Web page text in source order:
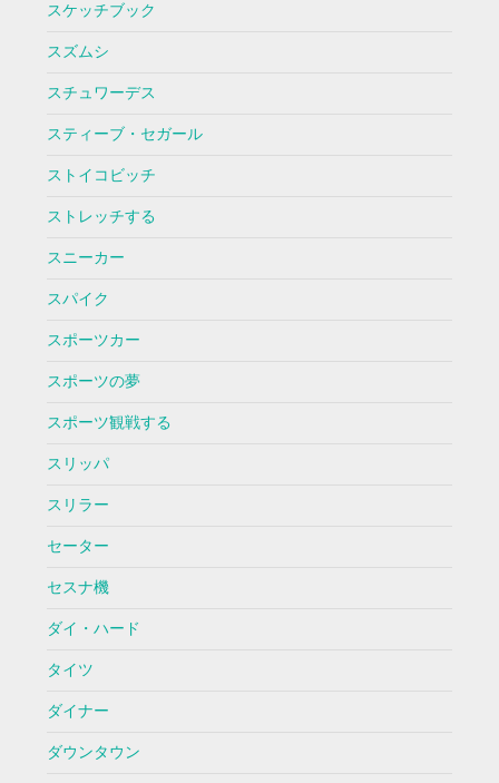
スケッチブック
スズムシ
スチュワーデス
スティーブ・セガール
ストイコビッチ
ストレッチする
スニーカー
スパイク
スポーツカー
スポーツの夢
スポーツ観戦する
スリッパ
スリラー
セーター
セスナ機
ダイ・ハード
タイツ
ダイナー
ダウンタウン